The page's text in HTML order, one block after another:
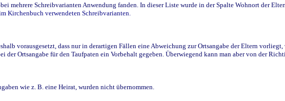
mehrere Schreibvarianten Anwendung fanden. In dieser Liste wurde in der Spalte Wohnort der
Kirchenbuch verwendeten Schreibvarianten.
vorausgesetzt, dass nur in derartigen Fällen eine Abweichung zur Ortsangabe der Eltern
Ortsangabe für den Taufpaten ein Vorbehalt gegeben. Überwiegend kann man aber von der
wie z. B. eine Heirat, wurden nicht übernommen.